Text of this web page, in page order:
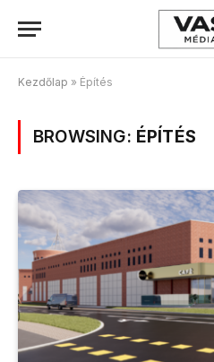
Kezdőlap » Építés
BROWSING: ÉPÍTÉS